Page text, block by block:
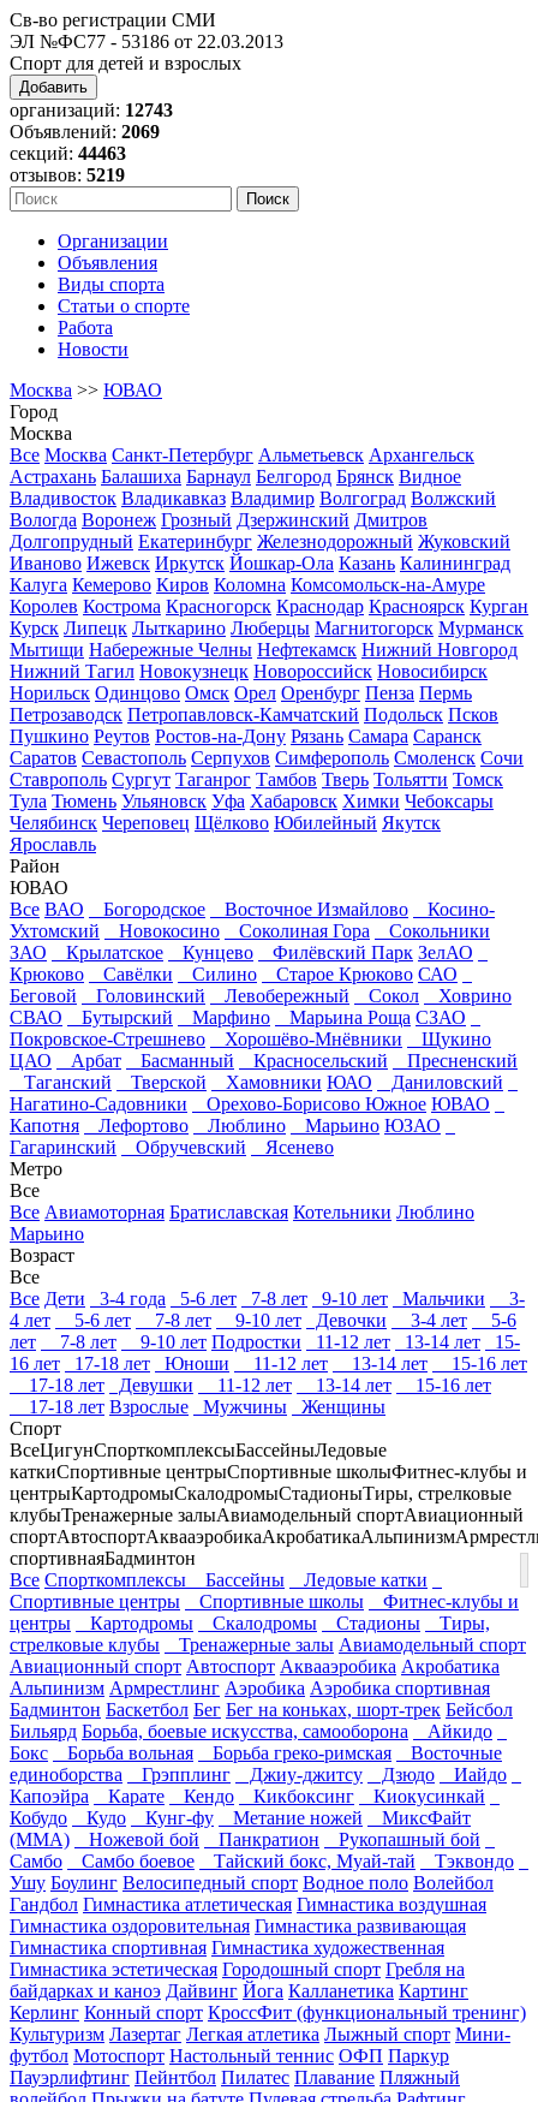
Св-во регистрации СМИ
ЭЛ №ФС77 - 53186 от 22.03.2013
Спорт для детей и взрослых
Добавить
организаций: 12743
Объявлений: 2069
секций: 44463
отзывов: 5219
Организации
Объявления
Виды спорта
Статьи о спорте
Работа
Новости
Москва >> ЮВАО
Город
Москва
Все Москва Санкт-Петербург Альметьевск Архангельск
Астрахань Балашиха Барнаул Белгород Брянск Видное
Владивосток Владикавказ Владимир Волгоград Волжский
Вологда Воронеж Грозный Дзержинский Дмитров
Долгопрудный Екатеринбург Железнодорожный Жуковский
Иваново Ижевск Иркутск Йошкар-Ола Казань Калининград
Калуга Кемерово Киров Коломна Комсомольск-на-Амуре
Королев Кострома Красногорск Краснодар Красноярск Курган
Курск Липецк Лыткарино Люберцы Магнитогорск Мурманск
Мытищи Набережные Челны Нефтекамск Нижний Новгород
Нижний Тагил Новокузнецк Новороссийск Новосибирск
Норильск Одинцово Омск Орел Оренбург Пенза Пермь
Петрозаводск Петропавловск-Камчатский Подольск Псков
Пушкино Реутов Ростов-на-Дону Рязань Самара Саранск
Саратов Севастополь Серпухов Симферополь Смоленск Сочи
Ставрополь Сургут Таганрог Тамбов Тверь Тольятти Томск
Тула Тюмень Ульяновск Уфа Хабаровск Химки Чебоксары
Челябинск Череповец Щёлково Юбилейный Якутск
Ярославль
Район
ЮВАО
Все ВАО Богородское Восточное Измайлово
Косино-
Ухтомский
Новокосино Соколиная Гора
Сокольники
ЗАО
Крылатское Кунцево Филёвский Парк ЗелАО
Крюково
Савёлки Силино Старое Крюково САО
Беговой
Головинский Левобережный Сокол
Ховрино
СВАО
Бутырский Марфино Марьина Роща СЗАО
Покровское-Стрешнево
Хорошёво-Мнёвники
Щукино
ЦАО
Арбат Басманный Красносельский
Пресненский
Таганский
Тверской Хамовники ЮАО
Даниловский
Нагатино-Садовники
Орехово-Борисово Южное ЮВАО
Капотня
Лефортово Люблино Марьино ЮЗАО
Гагаринский
Обручевский
Ясенево
Метро
Все
Все Авиамоторная Братиславская Котельники Люблино
Марьино
Возраст
Все
Все Дети 3-4 года 5-6 лет 7-8 лет 9-10 лет Мальчики
3-
4 лет
5-6 лет 7-8 лет 9-10 лет Девочки 3-4 лет
5-6
лет
7-8 лет 9-10 лет Подростки 11-12 лет 13-14 лет
15-
16 лет
17-18 лет Юноши 11-12 лет 13-14 лет
15-16 лет
17-18 лет
Девушки 11-12 лет 13-14 лет
15-16 лет
17-18 лет Взрослые Мужчины
Женщины
Спорт
ВсеЦигунСпорткомплексыБассейныЛедовые
каткиСпортивные центрыСпортивные школыФитнес-клубы и
центрыКартодромыСкалодромыСтадионыТиры, стрелковые
клубыТренажерные залыАвиамодельный спортАвиационный
спортАвтоспортАквааэробикаАкробатикаАльпинизм
спортивнаяБадминтон
Все Спорткомплексы Бассейны
Ледовые катки
Спортивные центры
Спортивные школы
Фитнес-клубы и
центры
Картодромы Скалодромы Стадионы
Тиры,
стрелковые клубы
Тренажерные залы Авиамодельный спорт
Авиационный спорт Автоспорт Аквааэробика Акробатика
Альпинизм Армрестлинг Аэробика Аэробика спортивная
Бадминтон Баскетбол Бег Бег на коньках, шорт-трек Бейсбол
Бильярд Борьба, боевые искусства, самооборона
Айкидо
Бокс
Борьба вольная Борьба греко-римская
Восточные
единоборства
Грэпплинг Джиу-джитсу Дзюдо
Иайдо
Капоэйра
Карате Кендо Кикбоксинг
Киокусинкай
Кобудо
Кудо Кунг-фу Метание ножей
МиксФайт
(ММА)
Ножевой бой Панкратион
Рукопашный бой
Самбо
Самбо боевое Тайский бокс, Муай-тай
Тэквондо
Ушу Боулинг Велосипедный спорт Водное поло Волейбол
Гандбол Гимнастика атлетическая Гимнастика воздушная
Гимнастика оздоровительная Гимнастика развивающая
Гимнастика спортивная Гимнастика художественная
Гимнастика эстетическая Городошный спорт Гребля на
байдарках и каноэ Дайвинг Йога Калланетика Картинг
Керлинг Конный спорт КроссФит (функциональный тренинг)
Культуризм Лазертаг Легкая атлетика Лыжный спорт Мини-
футбол Мотоспорт Настольный теннис ОФП Паркур
Пауэрлифтинг Пейнтбол Пилатес Плавание Пляжный